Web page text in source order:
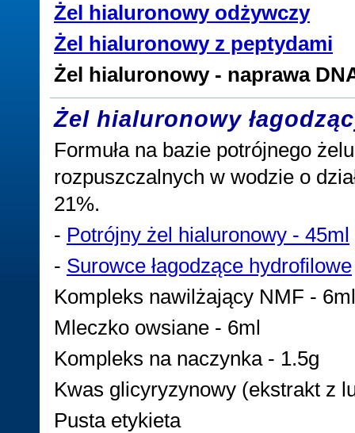
Żel hialuronowy odżywczy
Żel hialuronowy z peptydami
Żel hialuronowy - naprawa
Żel hialuronowy
Formuła na bazie potrójnego
rozpuszczalnych w wodzie o
21%.
- Potrójny żel hialuronowy - 45ml
- Surowce łagodzące hydrofilowe
Kompleks nawilżający NMF - 6ml
Mleczko owsiane - 6ml
Kompleks na naczynka - 1.5g
Kwas glicyryzynowy (ekstrakt z
Pusta etykieta